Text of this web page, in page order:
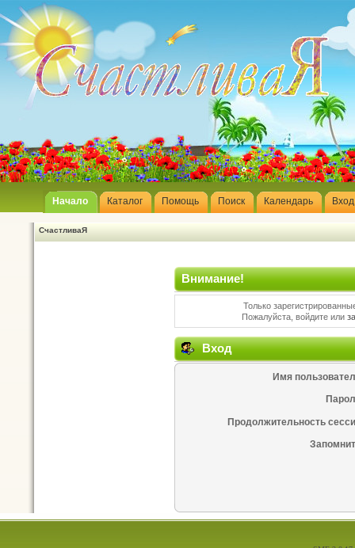
Начало Каталог Помощь Поиск Календарь Вход
СчастливаЯ
Внимание!
Только
Пожалуйста, войдите или
Вход
Имя
Продолжительность